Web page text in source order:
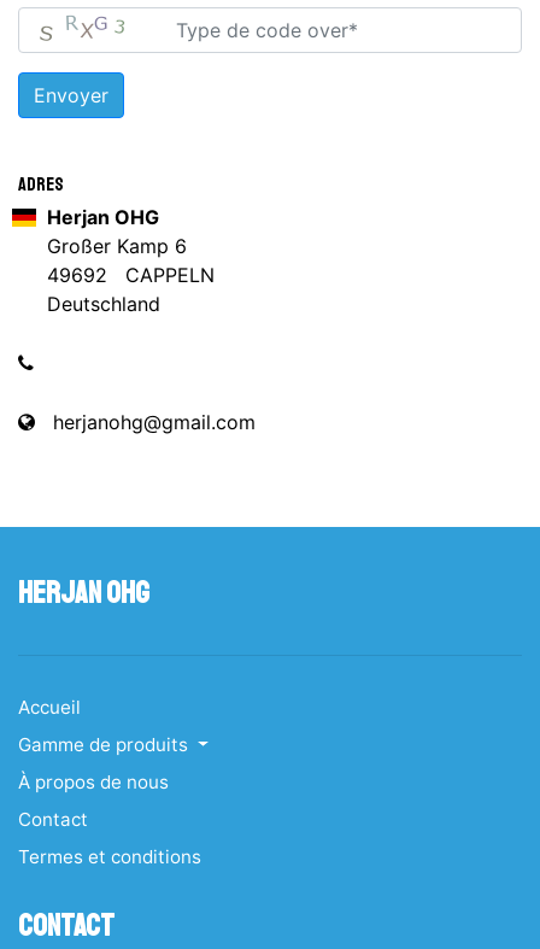
Envoyer
Adres
Herjan OHG
Großer Kamp 6
49692 CAPPELN
Deutschland
herjanohg@gmail.com
Herjan OHG
Accueil
Gamme de produits
À propos de nous
Contact
Termes et conditions
Contact